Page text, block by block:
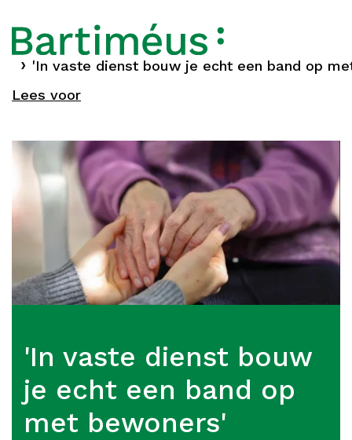
Home Verhalen
'In vaste dienst bouw je echt een band op
Lees voor
'In vaste dienst bouw
je echt een band op
met bewoners'